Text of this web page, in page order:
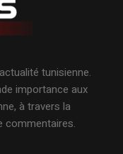
tunisienne.
importance aux
à travers la
commentaires.